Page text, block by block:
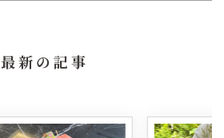
最新の記事